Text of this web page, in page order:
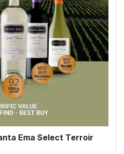
Ema Select Terroir